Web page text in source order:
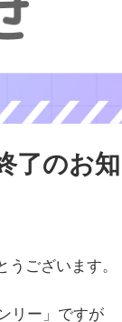
了のお
ございます。
リー」ですが